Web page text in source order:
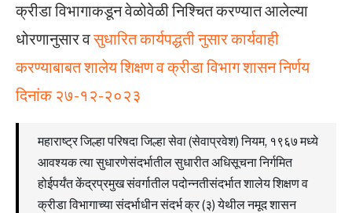
क्रीडा विभागाकडून वेळोवेळी निश्चित करण्यात आलेल्या
धोरणानुसार वसुधारित कार्यपद्धती नुसार कार्यवाही
करण्याबाबत शालेय शिक्षण व क्रीडा विभाग शासन निर्णय
दिनांक २७-१२-२०२३
महाराष्ट्र जिल्हा परिषदा जिल्हा सेवा (सेवाप्रवेश) नियम, १९६७ मध्ये
आवश्यक त्या सुधारणेसंदर्भातील सुधारीत अधिसूचना निर्गमित
होईपर्यंत केंद्रप्रमुख संवर्गातील पदोन्नतीसंदर्भात शालेय शिक्षण व
क्रीडा विभागाच्या संदर्भाधीन संदर्भ क्र (३) येथील नमूद शासन